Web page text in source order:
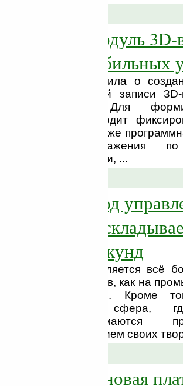
создал модуль
для мобильных
Sharp заявила о
с поддержкой записи
(720p). Для
происходит
камерами, а также
изображения
позиции, ...
робот под
Droid
за 25 секунд
каждым днем появляется всё
роботов, как на
бытовом уровне. Кроме
сфера,
занимаются
и обучением своих
— новая